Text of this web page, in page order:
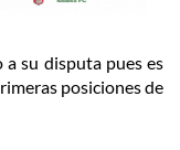
a su disputa pues es
posiciones de